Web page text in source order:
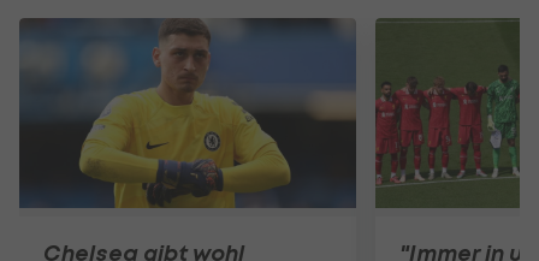
Chelsea gibt wohl
"Immer in